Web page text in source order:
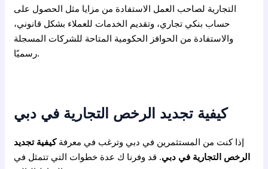
التجارية لصاحب العمل الاستفادة من مزايا مثل الحصول على
حساب بنكي تجاري، وتقديم الخدمات للعملاء بشكل قانوني،
والاستفادة من الحوافز الحكومية المتاحة للشركات المسجلة
رسميًا.
كيفية تجديد الرخص التجارية في دبي
إذا كنت من المستثمرين في دبي وترغب في معرفةكيفية تجديد
الرخص التجارية في دبي. قد وفرنا ك عدة خطوات التي تتمثل في